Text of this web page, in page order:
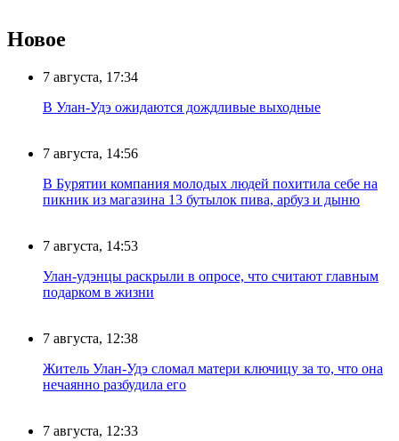
Новое
7 августа, 17:34
В Улан-Удэ ожидаются дождливые выходные
7 августа, 14:56
В Бурятии компания молодых людей похитила себе на
пикник из магазина 13 бутылок пива, арбуз и дыню
7 августа, 14:53
Улан-удэнцы раскрыли в опросе, что считают главным
подарком в жизни
7 августа, 12:38
Житель Улан-Удэ сломал матери ключицу за то, что она
нечаянно разбудила его
7 августа, 12:33